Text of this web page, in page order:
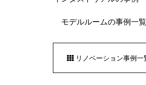
モデルルームの事例一覧
リノベーション事例一